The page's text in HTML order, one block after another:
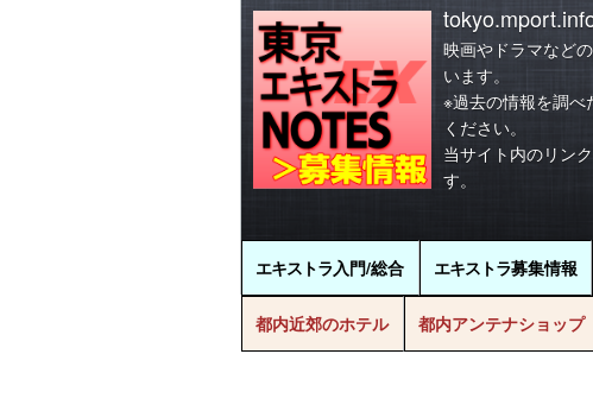
映画やドラマなど
います。
※過去の情報を調べ
ください。
当サイト内のリン
す。
エキストラ入門/総合 エキストラ募集情報
都内近郊のホテル 都内アンテナショップ